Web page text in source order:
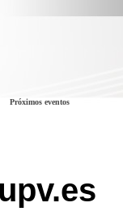
Próximos eventos